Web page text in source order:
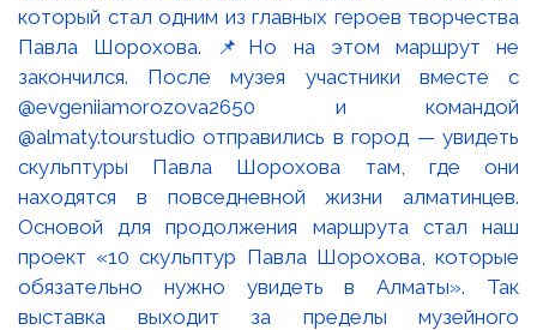
который стал одним из главных героев творчества
Павла Шорохова. 📌Но на этом маршрут не
закончился. После музея участники вместе с
@evgeniiamorozova2650 и командой
@almaty.tourstudio отправились в город — увидеть
скульптуры Павла Шорохова там, где они
находятся в повседневной жизни алматинцев.
Основой для продолжения маршрута стал наш
проект «10 скульптур Павла Шорохова, которые
обязательно нужно увидеть в Алматы». Так
выставка выходит за пределы музейного